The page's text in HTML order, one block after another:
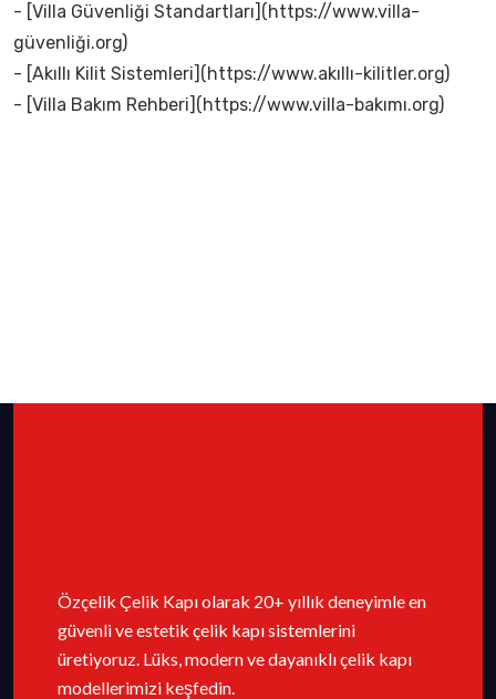
- [Villa Güvenliği Standartları](https://www.villa-
güvenliği.org)
- [Akıllı Kilit Sistemleri](https://www.akıllı-kilitler.org)
- [Villa Bakım Rehberi](https://www.villa-bakımı.org)
Özçelik Çelik Kapı olarak 20+ yıllık deneyimle en
güvenli ve estetik çelik kapı sistemlerini
üretiyoruz. Lüks, modern ve dayanıklı çelik kapı
modellerimizi keşfedin.